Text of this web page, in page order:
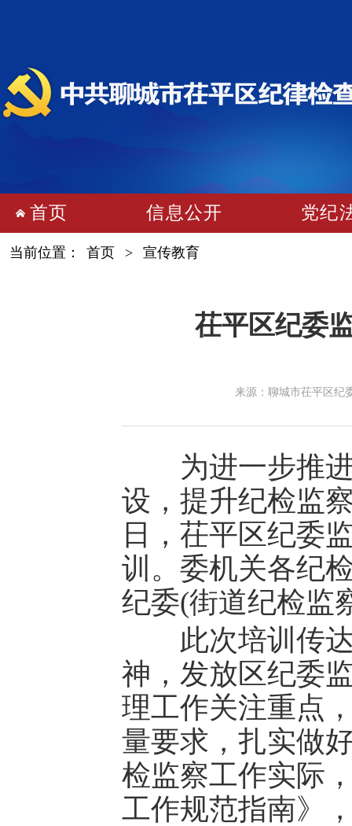
首页 信息公开 党纪
当前位置： 首页 > 宣传教育
茌平区纪委
来源：聊城市茌平区纪
为进一步推进
设，提升纪检监
日，茌平区纪委
训。委机关各纪
纪委(街道纪检监
此次培训传达
神，发放区纪委
理工作关注重点
量要求，扎实做
检监察工作实际
工作规范指南》